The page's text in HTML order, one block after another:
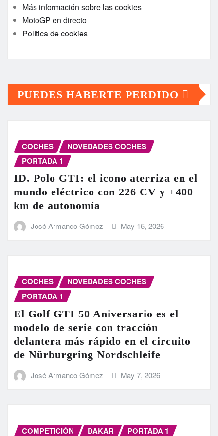
Más información sobre las cookies
MotoGP en directo
Política de cookies
PUEDES HABERTE PERDIDO
COCHES
NOVEDADES COCHES
PORTADA 1
ID. Polo GTI: el icono aterriza en el
mundo eléctrico con 226 CV y +400
km de autonomía
José Armando Gómez May 15, 2026
COCHES
NOVEDADES COCHES
PORTADA 1
El Golf GTI 50 Aniversario es el
modelo de serie con tracción
delantera más rápido en el circuito
de Nürburgring Nordschleife
José Armando Gómez May 7, 2026
COMPETICIÓN DAKAR PORTADA 1